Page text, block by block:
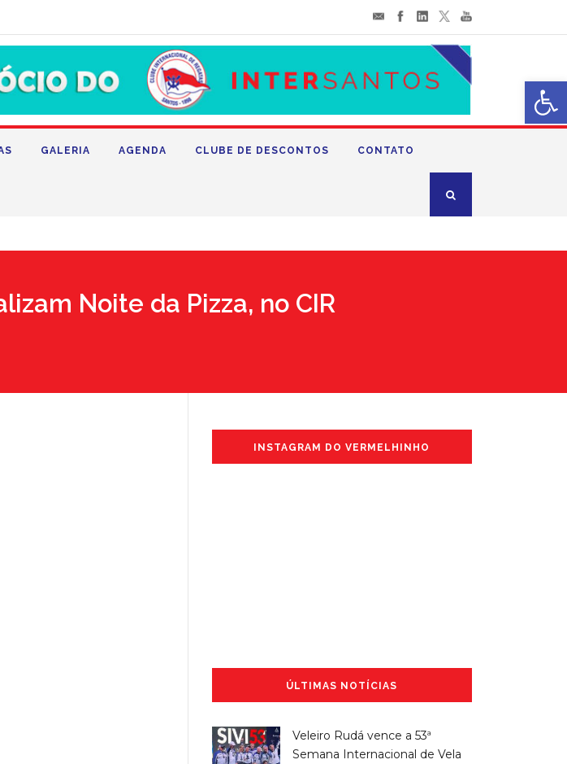
GALERIA AGENDA CLUBE DE DESCONTOS CONTATO
Noite da Pizza, no CIR
INSTAGRAM DO VERMELHINHO
ÚLTIMAS NOTÍCIAS
Veleiro Rudá vence a 53ª
Semana Internacional de Vela
Abrir